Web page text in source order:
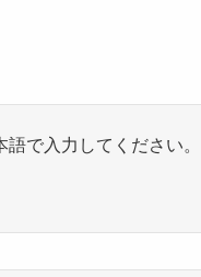
語で入力してください